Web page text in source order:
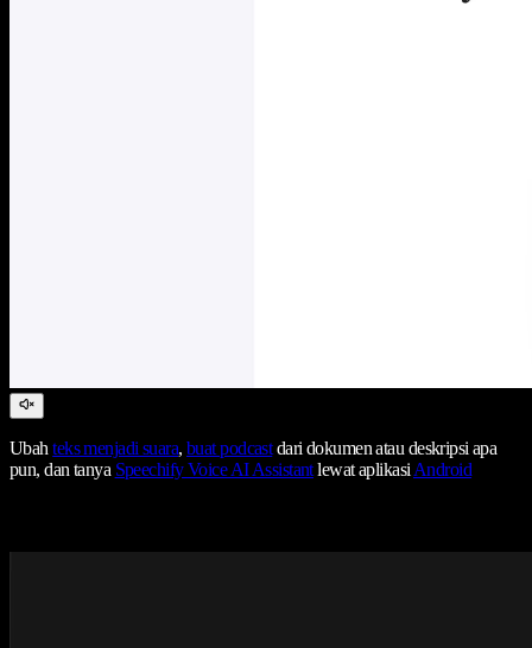
Ubahteks menjadi suara,buat podcastdari dokumen atau deskripsi apa
pun, dan tanya Speechify Voice AI Assistantlewat aplikasiAndroid